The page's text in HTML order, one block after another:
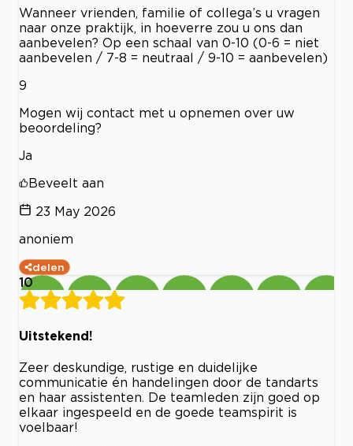
Wanneer vrienden, familie of collega’s u vragen
naar onze praktijk, in hoeverre zou u ons dan
aanbevelen? Op een schaal van 0-10 (0-6 = niet
aanbevelen / 7-8 = neutraal / 9-10 = aanbevelen)
9
Mogen wij contact met u opnemen over uw
beoordeling?
Ja
Beveelt aan
23 May 2026
anoniem
delen
10
Uitstekend!
Zeer deskundige, rustige en duidelijke
communicatie én handelingen door de tandarts
en haar assistenten. De teamleden zijn goed op
elkaar ingespeeld en de goede teamspirit is
voelbaar!